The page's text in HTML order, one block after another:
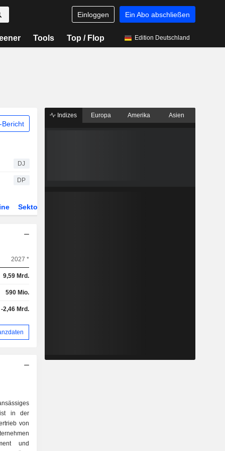
Einloggen Ein Abo abschließen
Tools Top / Flop Edition Deutschland
Bericht
DJ
DP
Sektor
2027 *
9,59 Mrd.
590 Mio.
-2,46 Mrd.
ist in der
von
und
Indizes Europa Amerika Asien